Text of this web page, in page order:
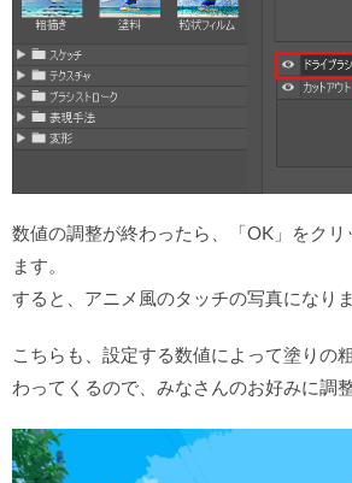
数値の調整が終わったら、「OK」をクリ
ます。
すると、アニメ風のタッチの写真になりま
こちらも、設定する数値によって塗りの
わってくるので、みなさんのお好みに調